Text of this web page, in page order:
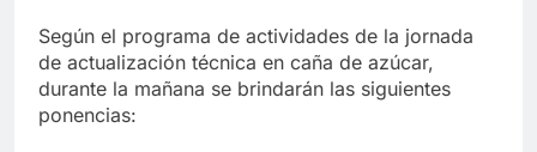
Según el programa de actividades de la jornada
de actualización técnica en caña de azúcar,
durante la mañana se brindarán las siguientes
ponencias: